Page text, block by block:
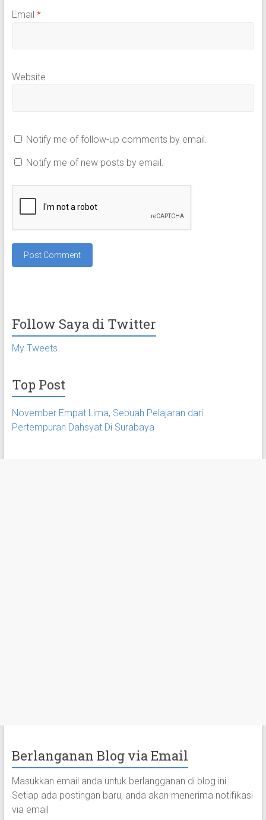
Email *
Website
Notify me of follow-up comments by email.
Notify me of new posts by email.
Follow Saya di Twitter
My Tweets
Top Post
November Empat Lima, Sebuah Pelajaran dari
Pertempuran Dahsyat Di Surabaya
Berlanganan Blog via Email
Masukkan email anda untuk berlangganan di blog ini.
Setiap ada postingan baru, anda akan menerima notifikasi
via email